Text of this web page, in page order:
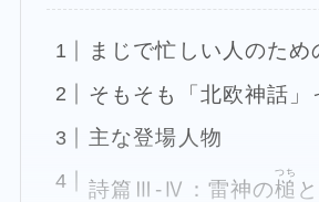
まじで忙しい人のため
そもそも「北欧神話」
主な登場人物
詩篇Ⅲ-Ⅳ：雷神の槌
つち
と